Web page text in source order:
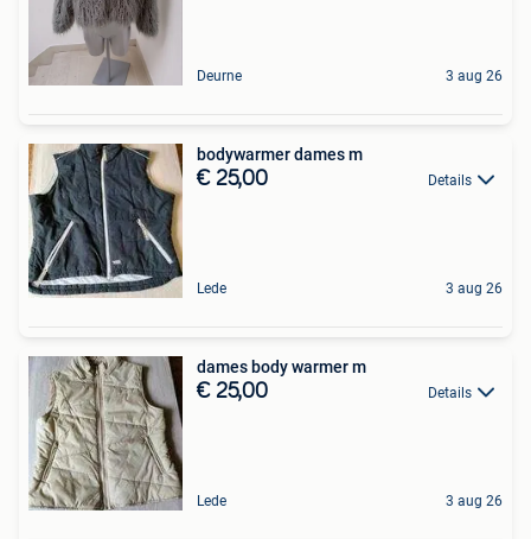
Deurne 3 aug 26
bodywarmer dames m
€ 25,00 Details
Lede 3 aug 26
dames body warmer m
€ 25,00 Details
Lede 3 aug 26